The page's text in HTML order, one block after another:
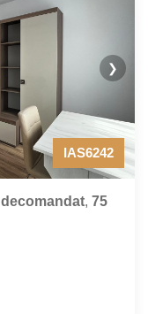
❯
IAS6242
decomandat, 75